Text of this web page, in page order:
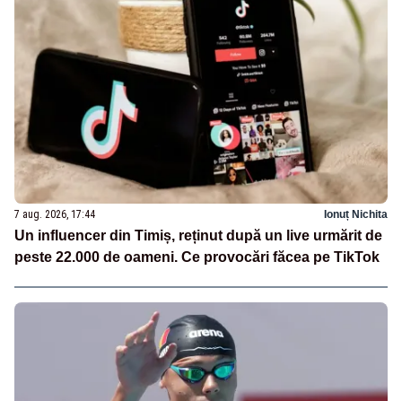
7 aug. 2026, 17:44 Ionuț Nichita
Un influencer din Timiș, reținut după un live urmărit de
peste 22.000 de oameni. Ce provocări făcea pe TikTok